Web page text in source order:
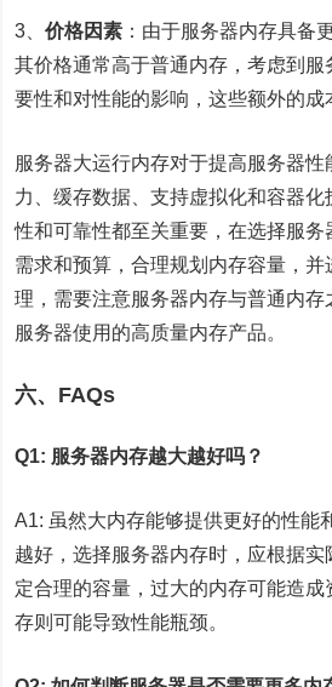
3、价格因素 ：由于服务器内存具备
其价格通常高于普通内存，考虑到
要性和对性能的影响，这些额外的成
服务器大运行内存对于提高服务器性
力、缓存数据、支持虚拟化和容器
性和可靠性都至关重要，在选择服务
需求和预算，合理规划内存容量，并
理，需要注意服务器内存与普通内存
服务器使用的高质量内存产品。
六、FAQs
Q1: 服务器内存越大越好吗？
A1: 虽然大内存能够提供更好的性能
越好，选择服务器内存时，应根据
定合理的容量，过大的内存可能造
存则可能导致性能瓶颈。